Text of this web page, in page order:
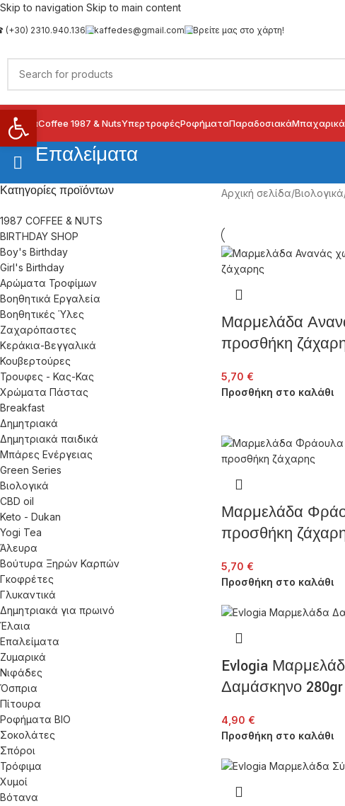
Skip to navigation Skip to main content
2310.940.136 kaffedes@gmail.com Βρείτε μας στο χάρτη!
Coffee 1987 & NutsΥπερτροφέςΡοφήματαΠαραδοσιακάΜπαχαρικά
Επαλείματα
Κατηγορίες προϊόντων
1987 COFFEE & NUTS
BIRTHDAY SHOP
Boy's Birthday
Girl's Birthday
Αρώματα Τροφίμων
Βοηθητικά Εργαλεία
Βοηθητικές Ύλες
Ζαχαρόπαστες
Κεράκια-Βεγγαλικά
Κουβερτούρες
Τρουφες - Κας-Κας
Χρώματα Πάστας
Breakfast
Δημητριακά
Δημητριακά παιδικά
Μπάρες Ενέργειας
Green Series
Βιολογικά
CBD oil
Keto - Dukan
Yogi Tea
Άλευρα
Βούτυρα Ξηρών Καρπών
Γκοφρέτες
Γλυκαντικά
Δημητριακά για πρωινό
Έλαια
Επαλείματα
Ζυμαρικά
Νιφάδες
Όσπρια
Πίτουρα
Ροφήματα ΒΙΟ
Σοκολάτες
Σπόροι
Τρόφιμα
Χυμοί
Βότανα
Αρχική σελίδα/Βιολογικά
Μαρμελάδα
προσθήκη
5,70 €
Προσθήκη στο καλάθι
Μαρμελάδα
προσθήκη
5,70 €
Προσθήκη στο καλάθι
Evlogia
Δαμάσκηνο 280gr
4,90 €
Προσθήκη στο καλάθι
Ανοίξτε τη γραμμή εργαλείων